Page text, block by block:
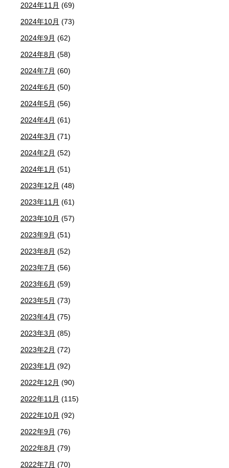
2024年11月 (69)
2024年10月 (73)
2024年9月 (62)
2024年8月 (58)
2024年7月 (60)
2024年6月 (50)
2024年5月 (56)
2024年4月 (61)
2024年3月 (71)
2024年2月 (52)
2024年1月 (51)
2023年12月 (48)
2023年11月 (61)
2023年10月 (57)
2023年9月 (51)
2023年8月 (52)
2023年7月 (56)
2023年6月 (59)
2023年5月 (73)
2023年4月 (75)
2023年3月 (85)
2023年2月 (72)
2023年1月 (92)
2022年12月 (90)
2022年11月 (115)
2022年10月 (92)
2022年9月 (76)
2022年8月 (79)
2022年7月 (70)